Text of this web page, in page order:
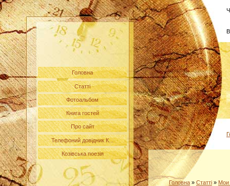
Головна
Статті
Фотоальбом
Книга гостей
Про сайт
Телефоний довідник К...
Козівська поезія
Головна » Статті » Мои